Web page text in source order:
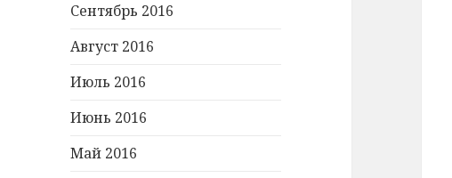
Сентябрь 2016
Август 2016
Июль 2016
Июнь 2016
Май 2016